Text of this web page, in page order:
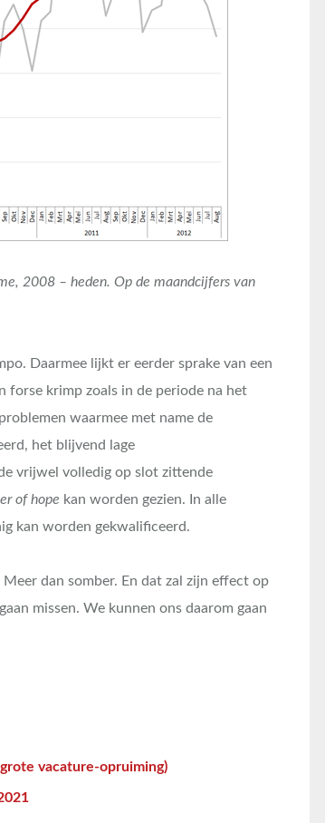
2008 – heden. Op de maandcijfers van
Daarmee lijkt er eerder sprake van een
forse krimp zoals in de periode na het
waarmee met name de
het blijvend lage
vrijwel volledig op slot zittende
of hope kan worden gezien. In alle
kan worden gekwalificeerd.
dan somber. En dat zal zijn effect op
missen. We kunnen ons daarom gaan
vacature-opruiming)